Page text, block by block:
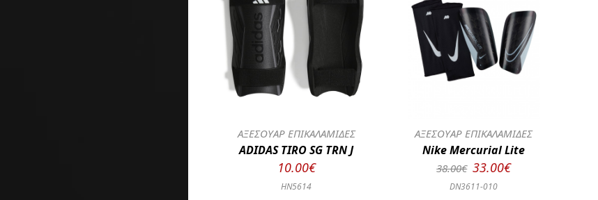
ΑΞΕΣΟΥΑΡ ΕΠΙΚΑΛΑΜΙΔΕΣ
ADIDAS TIRO SG TRN J
10.00€
HN5614
ΑΞΕΣΟΥΑΡ ΕΠΙΚΑΛΑΜΙΔΕΣ
Nike Mercurial Lite
38.00€ 33.00€
DN3611-010